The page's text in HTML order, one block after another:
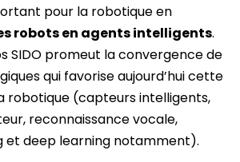
pour la robotique en
robots en agents intelligents.
SIDO promeut la convergence de
qui favorise aujourd’hui cette
robotique (capteurs intelligents,
reconnaissance vocale,
et deep learning notamment).